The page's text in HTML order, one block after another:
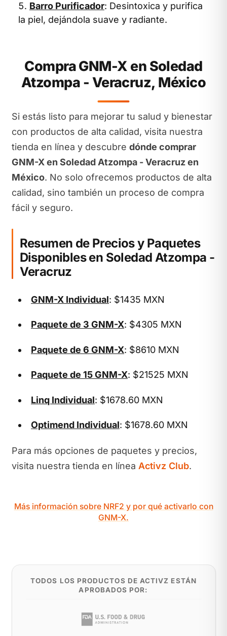
Barro Purificador: Desintoxica y purifica
la piel, dejándola suave y radiante.
Compra GNM-X en Soledad
Atzompa - Veracruz, México
Si estás listo para mejorar tu salud y bienestar
con productos de alta calidad, visita nuestra
tienda en línea y descubre dónde comprar
GNM-X en Soledad Atzompa - Veracruz en
México. No solo ofrecemos productos de alta
calidad, sino también un proceso de compra
fácil y seguro.
Resumen de Precios y Paquetes
Disponibles en Soledad Atzompa -
Veracruz
GNM-X Individual: $1435 MXN
Paquete de 3 GNM-X: $4305 MXN
Paquete de 6 GNM-X: $8610 MXN
Paquete de 15 GNM-X: $21525 MXN
Linq Individual: $1678.60 MXN
Optimend Individual: $1678.60 MXN
Para más opciones de paquetes y precios,
visita nuestra tienda en línea Activz Club.
Más información sobre NRF2 y por qué activarlo con
GNM-X.
TODOS LOS PRODUCTOS DE ACTIVZ ESTÁN
APROBADOS POR: